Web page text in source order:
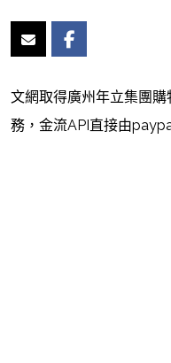
文網取得廣州年立集團
務，金流API直接由